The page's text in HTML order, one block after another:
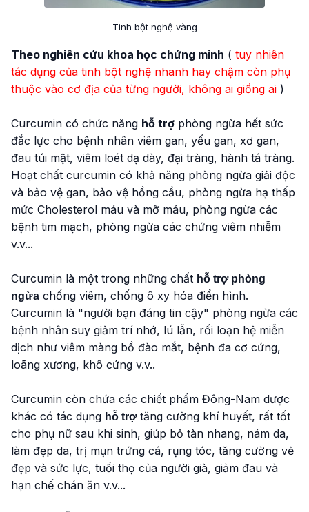
Tinh bột nghệ vàng
Theo nghiên cứu khoa học chứng minh ( tuy nhiên
tác dụng của tinh bột nghệ nhanh hay chậm còn phụ
thuộc vào cơ địa của từng người, không ai giống ai )
Curcumin có chức năng hỗ trợ phòng ngừa hết sức
đắc lực cho bệnh nhân viêm gan, yếu gan, xơ gan,
đau túi mật, viêm loét dạ dày, đại tràng, hành tá tràng.
Hoạt chất curcumin có khả năng phòng ngừa giải độc
và bảo vệ gan, bảo vệ hồng cầu, phòng ngừa hạ thấp
mức Cholesterol máu và mỡ máu, phòng ngừa các
bệnh tim mạch, phòng ngừa các chứng viêm nhiễm
v.v...
Curcumin là một trong những chất hỗ trợ phòng
ngừa chống viêm, chống ô xy hóa điển hình.
Curcumin là "người bạn đáng tin cậy" phòng ngừa các
bệnh nhân suy giảm trí nhớ, lú lẫn, rối loạn hệ miễn
dịch như viêm màng bồ đào mắt, bệnh đa cơ cứng,
loãng xương, khô cứng v.v..
Curcumin còn chứa các chiết phẩm Đông-Nam dược
khác có tác dụng hỗ trợtăng cường khí huyết, rất tốt
cho phụ nữ sau khi sinh, giúp bỏ tàn nhang, nám da,
làm đẹp da, trị mụn trứng cá, rụng tóc, tăng cường vẻ
đẹp và sức lực, tuổi thọ của người già, giảm đau và
hạn chế chán ăn v.v...